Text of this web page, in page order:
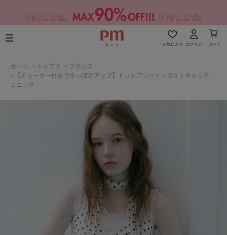
お気に入り ログイン カート
ホーム > トップス > ブラウス
>
【チョーカー付きで今っぽさアップ】ドットアソートドロストキャミチ
ュニック